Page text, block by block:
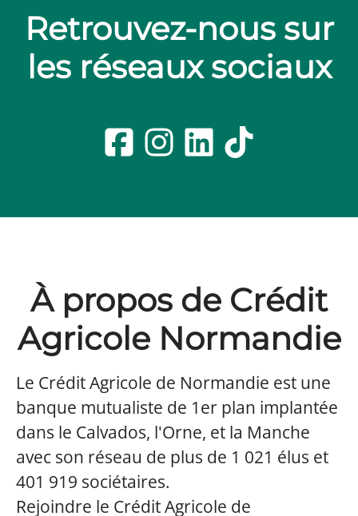
Retrouvez-nous sur
les réseaux sociaux
À propos de Crédit
Agricole Normandie
Le Crédit Agricole de Normandie est une
banque mutualiste de 1er plan implantée
dans le Calvados, l'Orne, et la Manche
avec son réseau de plus de 1 021 élus et
401 919 sociétaires.
Rejoindre le Crédit Agricole de